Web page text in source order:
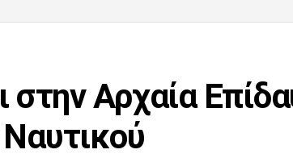
στην Αρχαία